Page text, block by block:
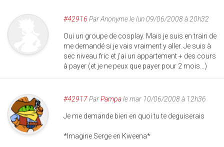
#42916 ParAnonymele lun 09/06/2008 à 20h32
Oui un groupe de cosplay. Mais je suis en train de
me demandé si je vais vraiment y aller. Je suis à
sec niveau fric et j'ai un appartement + des cours
à payer (et je ne peux que payer pour 2 mois...)
#42917ParPampale mar 10/06/2008 à 12h36
Je me demande bien en quoi tu te deguiserais
*Imagine Serge en Kweena*